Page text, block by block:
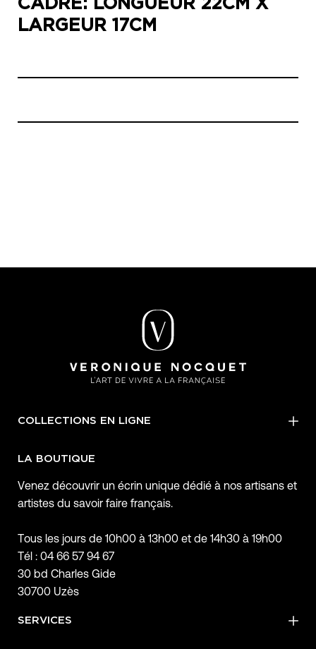
CADRE: LONGUEUR 22CM X
LARGEUR 17CM
COLLECTIONS EN LIGNE
LA BOUTIQUE
Venez découvrir un écrin unique dédié à nos artisans et
artistes du savoir faire français.
Tous les jours de 10h00 à 13h00 et de 14h30 à 19h00
Tél : 04 66 57 94 67
30 bd Charles Gide
30700 Uzès
SERVICES